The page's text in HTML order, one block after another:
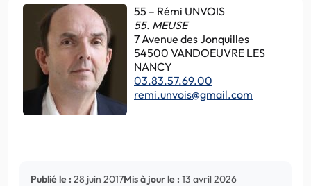
55 – Rémi UNVOIS
55. MEUSE
7 Avenue des Jonquilles
54500 VANDOEUVRE LES
NANCY
03.83.57.69.00
remi.unvois@gmail.com
Publié le : 28 juin 2017Mis à jour le : 13 avril 2026